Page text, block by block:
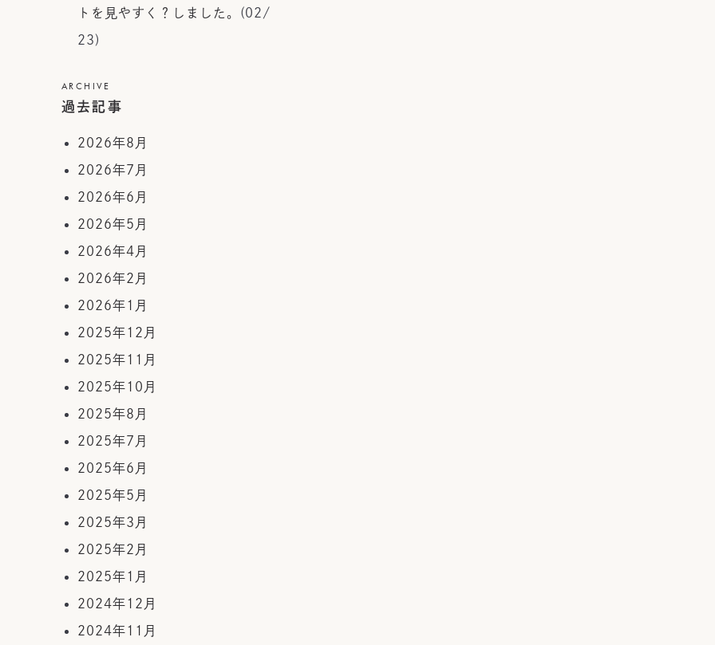
トを見やすく？しました。 (02/
23)
ARCHIVE
過去記事
2026年8月
2026年7月
2026年6月
2026年5月
2026年4月
2026年2月
2026年1月
2025年12月
2025年11月
2025年10月
2025年8月
2025年7月
2025年6月
2025年5月
2025年3月
2025年2月
2025年1月
2024年12月
2024年11月